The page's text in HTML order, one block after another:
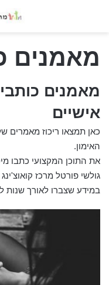
מאמנים
מאמנים
אישיים
כאן תמצאו ריכוז מאמרים
האימון.
את התוכן המקצועי כתבו
גולשי פורטל מרכז
במידע שצברו לאורך שנות